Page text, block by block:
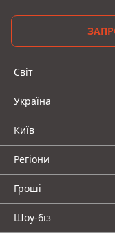
Світ
Україна
Київ
Регіони
Гроші
Шоу-біз